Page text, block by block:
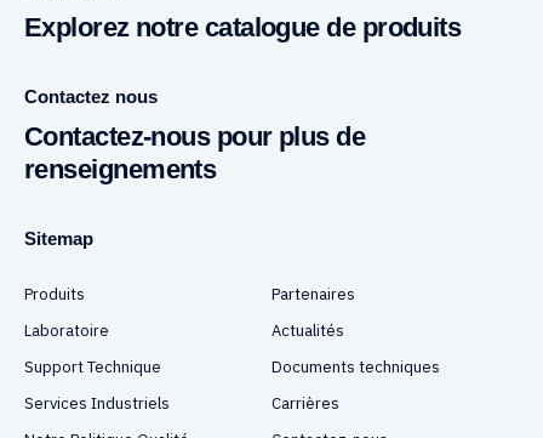
Explorez notre catalogue de produits
Contactez nous
Contactez-nous pour plus de
renseignements
Sitemap
Produits
Partenaires
Laboratoire
Actualités
Support Technique
Documents techniques
Services Industriels
Carrières